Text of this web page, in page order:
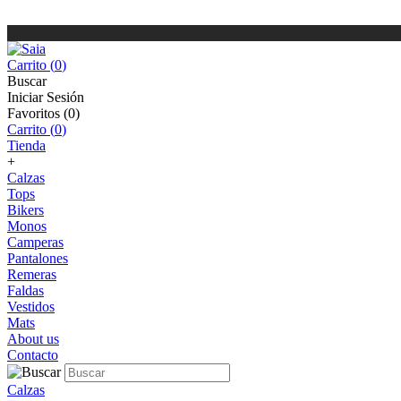
Carrito (0)
Buscar
Iniciar Sesión
Favoritos (0)
Carrito (0)
Tienda
+
Calzas
Tops
Bikers
Monos
Camperas
Pantalones
Remeras
Faldas
Vestidos
Mats
About us
Contacto
Calzas